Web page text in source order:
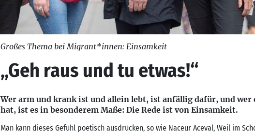
Großes Thema bei Migrant*innen: Einsamkeit
„Geh raus und tu etwas!“
Wer arm und krank ist und allein lebt, ist anfällig dafür, und
hat, ist es in besonderem Maße: Die Rede ist von Einsamkeit.
Man kann dieses Gefühl poetisch ausdrücken, so wie Naceur Aceval, Weil im